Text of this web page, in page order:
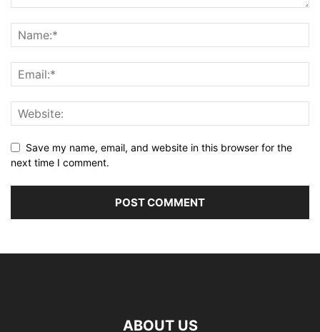
Save my name, email, and website in this browser for the
next time I comment.
ABOUT US